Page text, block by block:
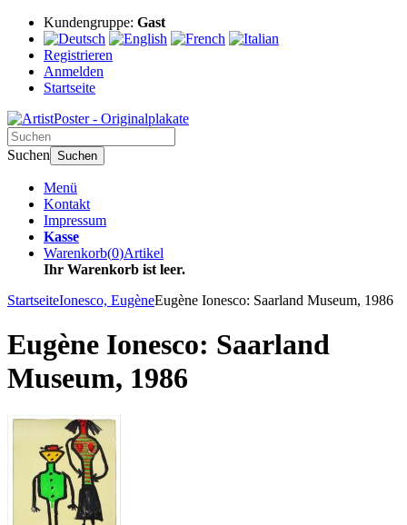
Kundengruppe: Gast
Registrieren
Anmelden
Startseite
Suchen Suchen
Menü
Kontakt
Impressum
Kasse
Warenkorb(0)Artikel
Ihr Warenkorb ist leer.
StartseiteIonesco, EugèneEugène Ionesco: Saarland Museum, 1986
Eugène Ionesco: Saarland
Museum, 1986